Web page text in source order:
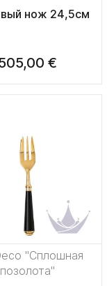
нож 24,5см
€
"Сплошная
позолота"